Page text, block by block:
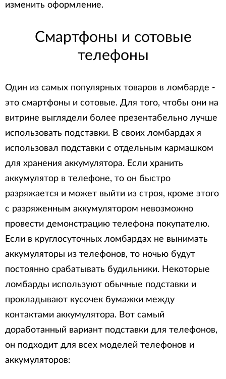
изменить оформление.
Смартфоны и сотовые
телефоны
Один из самых популярных товаров в ломбарде -
это смартфоны и сотовые. Для того, чтобы они на
витрине выглядели более презентабельно лучше
использовать подставки. В своих ломбардах я
использовал подставки с отдельным кармашком
для хранения аккумулятора. Если хранить
аккумулятор в телефоне, то он быстро
разряжается и может выйти из строя, кроме этого
с разряженным аккумулятором невозможно
провести демонстрацию телефона покупателю.
Если в круглосуточных ломбардах не вынимать
аккумуляторы из телефонов, то ночью будут
постоянно срабатывать будильники. Некоторые
ломбарды используют обычные подставки и
прокладывают кусочек бумажки между
контактами аккумулятора. Вот самый
доработанный вариант подставки для телефонов,
он подходит для всех моделей телефонов и
аккумуляторов: